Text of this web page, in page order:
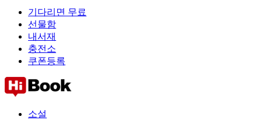
기다리면 무료
선물함
내서재
충전소
쿠폰등록
소설